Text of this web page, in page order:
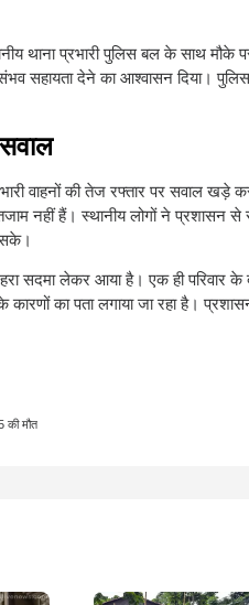
थाना प्रभारी पुलिस बल के साथ
संभव सहायता देने का आश्वासन
वाहनों की तेज रफ्तार पर सवाल खड़े कर
नहीं हैं। स्थानीय लोगों ने प्रशासन
सके।
सदमा लेकर आया है। एक ही परिवार
का पता लगाया जा रहा है।
की मौत